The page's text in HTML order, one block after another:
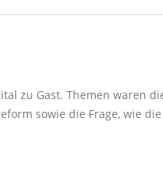
zu Gast. Themen waren
sowie die Frage, wie